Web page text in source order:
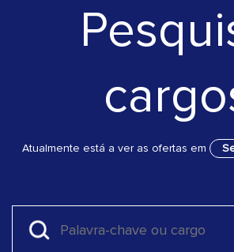
Atualmente está a ver as ofertas em